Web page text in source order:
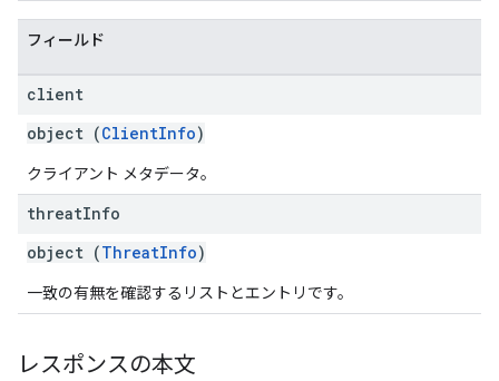
フィールド
client
object (ClientInfo)
クライアント メタデータ。
threatInfo
object (ThreatInfo)
一致の有無を確認するリストとエントリです。
レスポンスの本文